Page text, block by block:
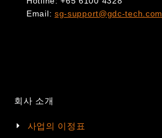
Email: sg-support@gdc-tech.com
회사 소개
사업의 이정표